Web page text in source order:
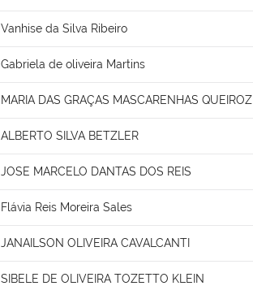
Vanhise da Silva Ribeiro
Gabriela de oliveira Martins
MARIA DAS GRAÇAS MASCARENHAS QUEIROZ
ALBERTO SILVA BETZLER
JOSE MARCELO DANTAS DOS REIS
Flávia Reis Moreira Sales
JANAILSON OLIVEIRA CAVALCANTI
SIBELE DE OLIVEIRA TOZETTO KLEIN